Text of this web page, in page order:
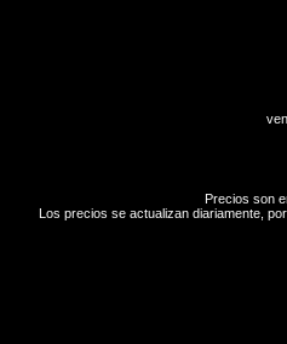
Precios son
Los precios se actualizan diariamente,